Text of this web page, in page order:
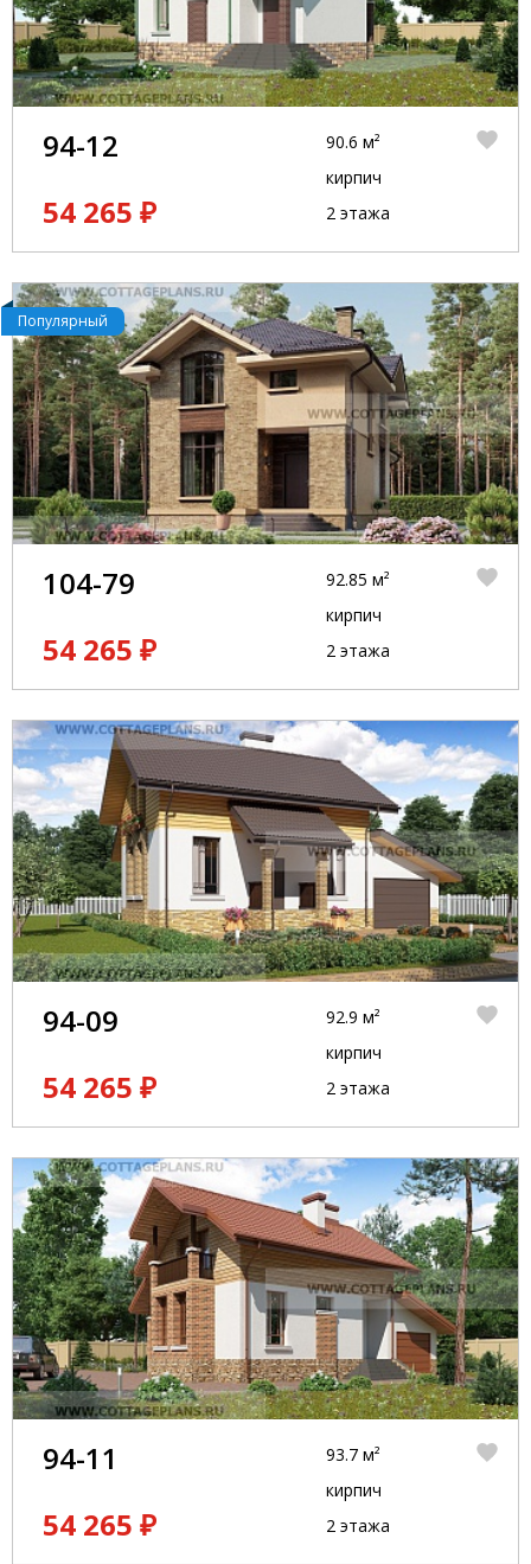
94-12
54 265 ₽
90.6 м²
кирпич
2 этажа
Популярный
104-79
54 265 ₽
92.85 м²
кирпич
2 этажа
94-09
54 265 ₽
92.9 м²
кирпич
2 этажа
94-11
54 265 ₽
93.7 м²
кирпич
2 этажа